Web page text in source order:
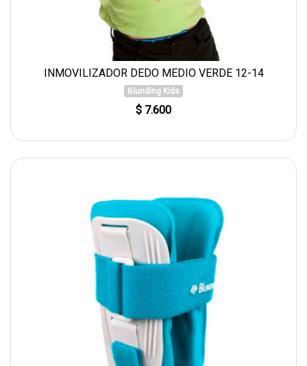
INMOVILIZADOR DEDO MEDIO VERDE 12-14
Blunding Kids
$ 7.600